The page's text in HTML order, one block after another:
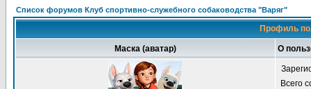
Список форумов Клуб спортивно-служебного собаководства "Варяг"
Профиль
Маска (аватар) О
Всего